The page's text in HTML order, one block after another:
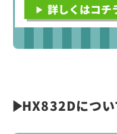
詳しくはコチ
HX832Dについ